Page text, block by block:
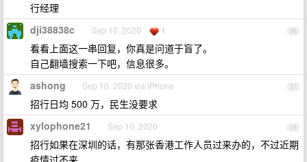
行经理
26
dji38838c Sep 10, 2020 1
看看上面这一串回复，你真是问道于盲了。
自己翻墙搜索一下吧，信息很多。
27
ashong Sep 10, 2020 via iPhone
招行日均 500 万，民生没要求
28
xylophone21 Sep 10, 2020
招行如果在深圳的话，有那张香港工作人员过来办的，不过近期
疫情过不来